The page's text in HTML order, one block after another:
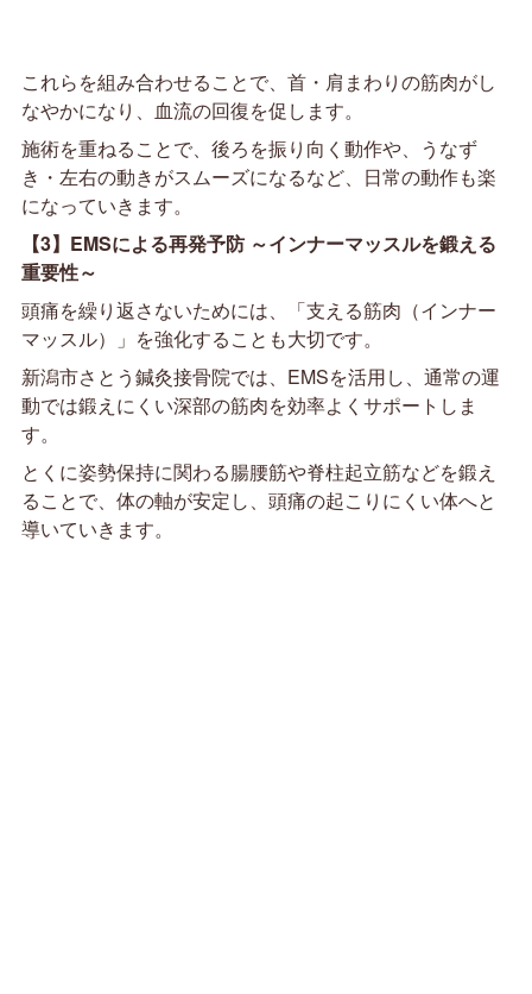
これらを組み合わせることで、首・肩まわりの筋肉がし
なやかになり、血流の回復を促します。
施術を重ねることで、後ろを振り向く動作や、うなず
き・左右の動きがスムーズになるなど、日常の動作も楽
になっていきます。
【3】EMSによる再発予防 ～インナーマッスルを鍛える
重要性～
頭痛を繰り返さないためには、「支える筋肉（インナー
マッスル）」を強化することも大切です。
新潟市さとう鍼灸接骨院では、EMSを活用し、通常の運
動では鍛えにくい深部の筋肉を効率よくサポートしま
す。
とくに姿勢保持に関わる腸腰筋や脊柱起立筋などを鍛え
ることで、体の軸が安定し、頭痛の起こりにくい体へと
導いていきます。